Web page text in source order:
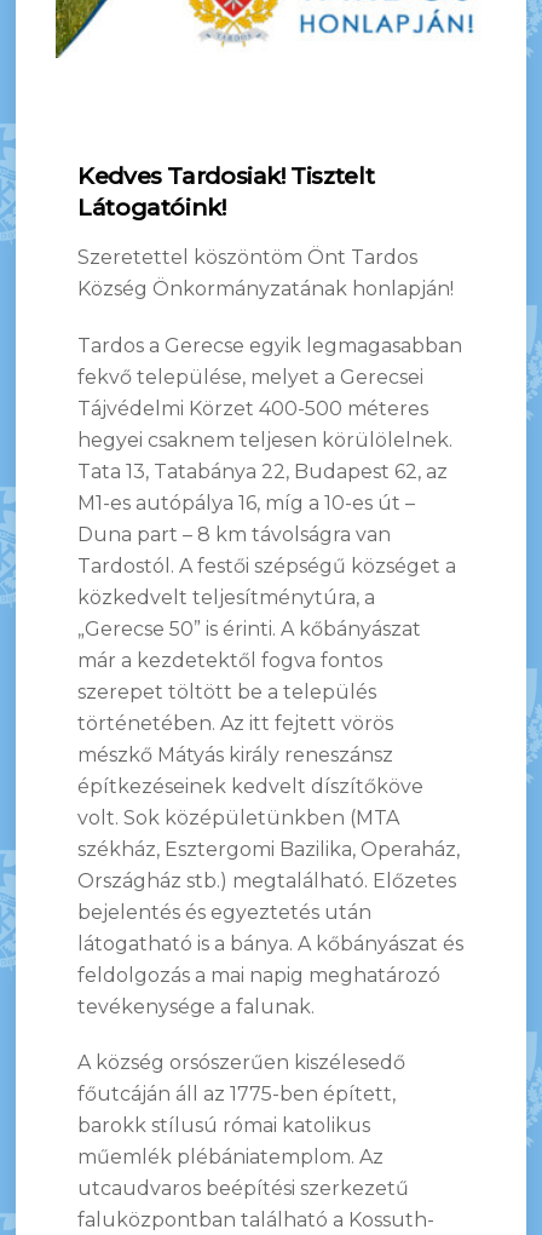
Kedves Tardosiak! Tisztelt
Látogatóink!
Szeretettel köszöntöm Önt Tardos
Község Önkormányzatának honlapján!
Tardos a Gerecse egyik legmagasabban
fekvő települése, melyet a Gerecsei
Tájvédelmi Körzet 400-500 méteres
hegyei csaknem teljesen körülölelnek.
Tata 13, Tatabánya 22, Budapest 62, az
M1-es autópálya 16, míg a 10-es út –
Duna part – 8 km távolságra van
Tardostól. A festői szépségű községet a
közkedvelt teljesítménytúra, a
„Gerecse 50” is érinti. A kőbányászat
már a kezdetektől fogva fontos
szerepet töltött be a település
történetében. Az itt fejtett vörös
mészkő Mátyás király reneszánsz
építkezéseinek kedvelt díszítőköve
volt. Sok középületünkben (MTA
székház, Esztergomi Bazilika, Operaház,
Országház stb.) megtalálható. Előzetes
bejelentés és egyeztetés után
látogatható is a bánya. A kőbányászat és
feldolgozás a mai napig meghatározó
tevékenysége a falunak.
A község orsószerűen kiszélesedő
főutcáján áll az 1775-ben épített,
barokk stílusú római katolikus
műemlék plébániatemplom. Az
utcaudvaros beépítési szerkezetű
faluközpontban található a Kossuth-